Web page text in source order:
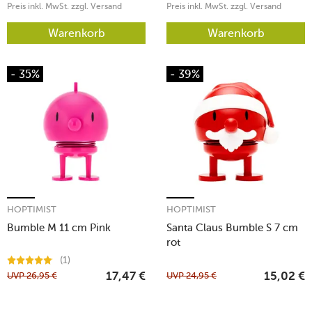
Preis inkl. MwSt. zzgl. Versand
Warenkorb
Preis inkl. MwSt. zzgl. Versand
Warenkorb
- 35%
Bumble M 11 cm Pink
HOPTIMIST
(1)
UVP26,95 € 17,47 €
- 39%
Santa Claus Bumble S 7 cm
rot
HOPTIMIST
UVP24,95 € 15,02 €